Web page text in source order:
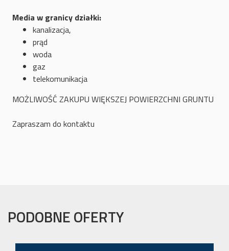
Media w granicy działki:
kanalizacja,
prąd
woda
gaz
telekomunikacja
MOŻLIWOŚĆ ZAKUPU WIĘKSZEJ POWIERZCHNI GRUNTU
Zapraszam do kontaktu
PODOBNE OFERTY